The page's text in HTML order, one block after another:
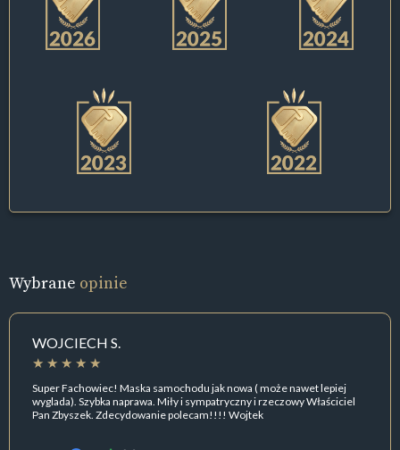
Wybrane opinie
WOJCIECH S.
Super Fachowiec! Maska samochodu jak nowa ( może nawet lepiej
wyglada). Szybka naprawa. Miły i sympatryczny i rzeczowy Właściciel
Pan Zbyszek. Zdecydowanie polecam!!!! Wojtek